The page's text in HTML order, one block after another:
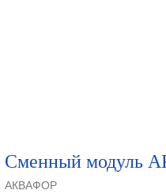
Сменный модуль
АКВАФОР